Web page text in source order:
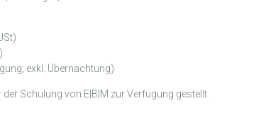
exkl. Übernachtung)
Schulung von E|B|M zur Verfügung gestellt.